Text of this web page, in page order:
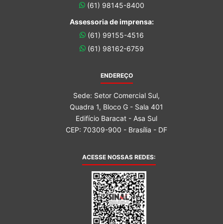
(61) 98145-8400
Assessoria de imprensa:
(61) 99155-4516
(61) 98162-6759
ENDEREÇO
Sede: Setor Comercial Sul,
Quadra 1, Bloco G - Sala 401
Edifício Baracat - Asa Sul
CEP: 70309-900 - Brasília - DF
ACESSE NOSSAS REDES: